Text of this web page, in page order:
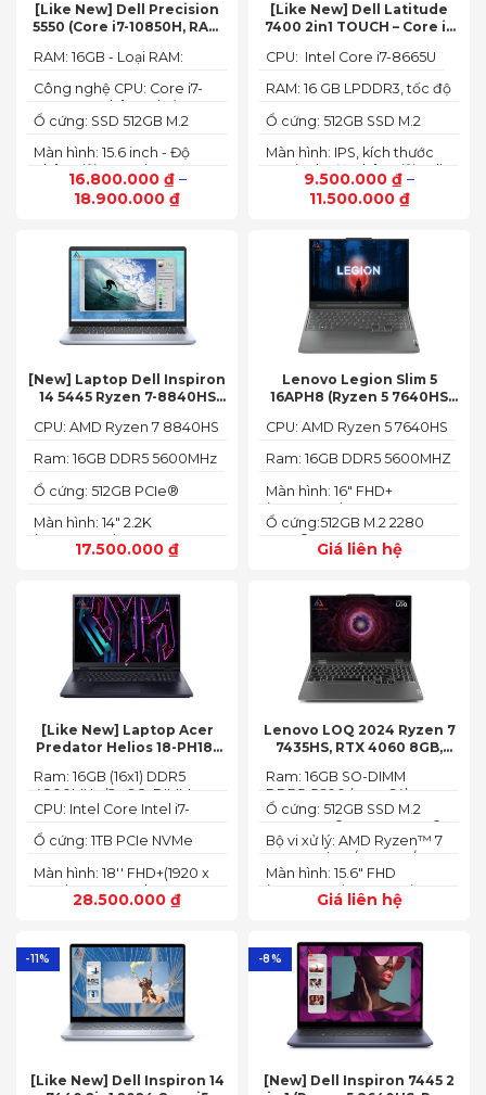
[Like New] Dell Precision
5550 (Core i7-10850H, RAM
Quadro T1000 4G, Màn
15.6” FHD+)
16.800.000 ₫–
18.900.000 ₫
Màn hình: 15.6 inch - Độ
phân giải: FHD+ (1920 x
1200 px)
Ổ cứng: SSD 512GB M.2
Công nghệ CPU: Core i7-
10750H, 6 nhân, 12 luồng
RAM: 16GB - Loại RAM:
[Like New] Dell Latitude
7400 2in1 TOUCH – Core i7
màn hình 14 inch FHD Cảm
9.500.000 ₫ –
11.500.000 ₫
Màn hình: IPS, kích thước
14.0 inch, độ phân giải Full
HD (1920 x 1080)
Ổ cứng: 512GB SSD M.2
RAM: 16 GB LPDDR3, tốc độ
CPU: Intel Core i7-8665U
[New] Laptop Dell Inspiron
14 5445 Ryzen 7-8840HS
Radeon 780M Màn 14inch
17.500.000 ₫
Màn hình: 14" 2.2K
(2240X1400)
Ổ cứng: 512GB PCIe®
Ram: 16GB DDR5 5600MHz
CPU: AMD Ryzen 7 8840HS
Lenovo Legion Slim 5
16APH8 (Ryzen 5 7640HS
4060 16″ FHD+ 144Hz)
Giá liên hệ
Ổ cứng:512GB M.2 2280
PCIe® 4.0 x4 SSD
Màn hình: 16" FHD+
(1920x1200) IPS
Ram: 16GB DDR5 5600MHZ
CPU: AMD Ryzen 5 7640HS
[Like New] Laptop Acer
Predator Helios 18-PH18-
13700HX, RTX 4060 8GB,
16GB, SSD 1TB, 18″ FHD+
165HZ)
28.500.000 ₫
Màn hình: 18'' FHD+(1920 x
1200) 165 Hz In-plane
Switching (IPS)
Ổ cứng: 1TB PCIe NVMe
CPU: Intel Core Intel i7-
GHz 30MB
Ram: 16GB (16x1) DDR5
4800MHz (2x SO-DIMM
socket, up to 32GB
SDRAM)
Lenovo LOQ 2024 Ryzen 7
7435HS, RTX 4060 8GB,
144Hz, 100% sRGB
Giá liên hệ
Màn hình: 15.6" FHD
(1920x1080) IPS 300nits
Anti-glare, 100% sRGB,
Bộ vi xử lý: AMD Ryzen™ 7
74355HS (8C / 16T, 3.8 /
5.1GHz, 8MB L2 / 16MB L3)
Ổ cứng: 512GB SSD M.2
2242 PCIe® 4.0x4 NVMe®
(2 slots nvme)
Ram: 16GB SO-DIMM
DDR5-5600 (max 64)
-11%
[Like New] Dell Inspiron 14
-8%
[New] Dell Inspiron 7445 2